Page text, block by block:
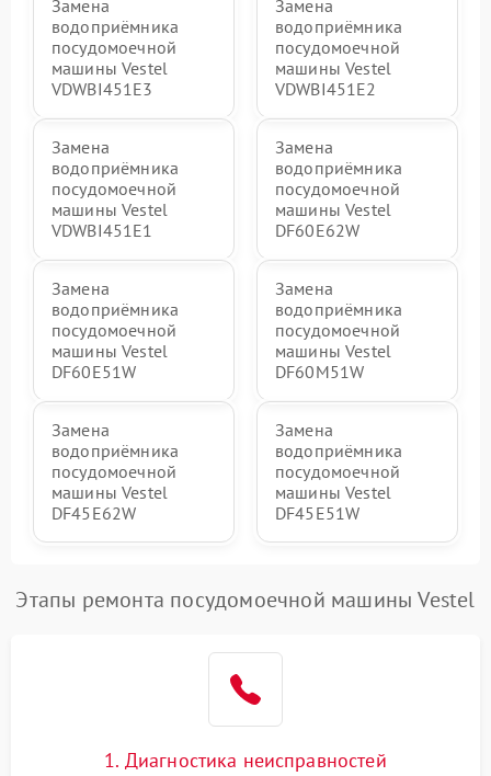
Замена
водоприёмника
посудомоечной
машины Vestel
VDWBI451E3
Замена
водоприёмника
посудомоечной
машины Vestel
VDWBI451E2
Замена
водоприёмника
посудомоечной
машины Vestel
VDWBI451E1
Замена
водоприёмника
посудомоечной
машины Vestel
DF60E62W
Замена
водоприёмника
посудомоечной
машины Vestel
DF60E51W
Замена
водоприёмника
посудомоечной
машины Vestel
DF60M51W
Замена
водоприёмника
посудомоечной
машины Vestel
DF45E62W
Замена
водоприёмника
посудомоечной
машины Vestel
DF45E51W
Этапы ремонта посудомоечной машины Vestel
1. Диагностика неисправностей